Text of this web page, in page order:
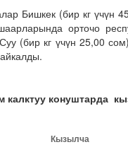
Бишкек (бир кг
орточо
(бир кг үчүн 25,00
калктуу конуштарда
Кызылча